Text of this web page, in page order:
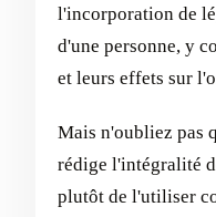
l'incorporation de
d'une personne, y
et leurs effets sur
Mais n'oubliez pas
rédige l'intégralité
plutôt de l'utiliser